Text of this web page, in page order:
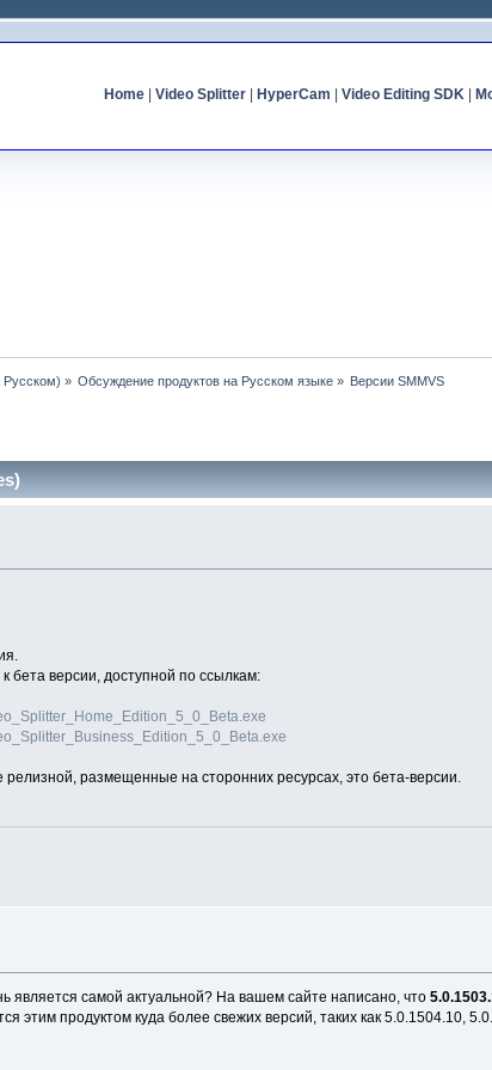
Home| Video Splitter| HyperCam Video Editing SDK|
Русском) » Обсуждение продуктов на Русском языке » Версии SMMVS
версии, доступной по ссылкам:
размещенные на сторонних ресурсах, это бета-версии.
является самой актуальной? На вашем сайте написано, что
этим продуктом куда более свежих версий, таких как 5.0.1504.10,